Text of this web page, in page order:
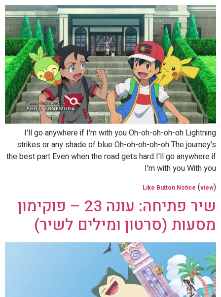
I'll go anywhere if I'm with you Oh-oh-oh-oh-oh Lightning
strikes or any shade of blue Oh-oh-oh-oh-oh The journey's
the best part Even when the road gets hard I'll go anywhere if
I'm with you With you
Like Button Notice (view)
שיר פתיחה: עונה 23 – פוקימון
מסעות (סרטון ומילים לשיר)